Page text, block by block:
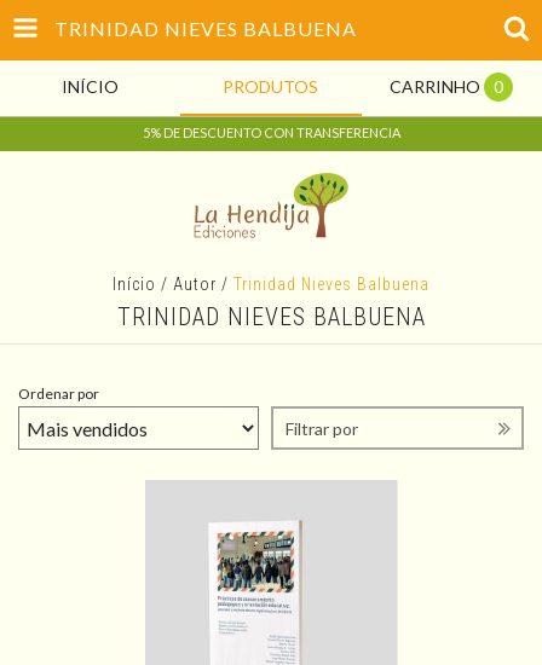
TRINIDAD NIEVES BALBUENA
INÍCIO PRODUTOS CARRINHO 0
5% DE DESCUENTO CON TRANSFERENCIA
Início / Autor / Trinidad Nieves Balbuena
TRINIDAD NIEVES BALBUENA
Ordenar por
Filtrar por